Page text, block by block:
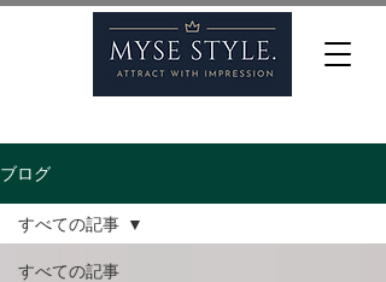
ブログ
すべての記事
すべての記事